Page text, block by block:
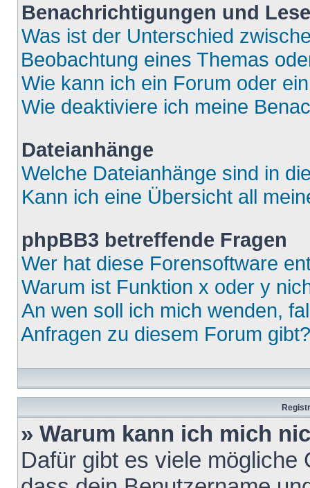
Benachrichtigungen und
Was ist der Unterschied
Beobachtung eines Themas
Wie kann ich ein Forum oder
Wie deaktiviere ich meine
Dateianhänge
Welche Dateianhänge sind in
Kann ich eine Übersicht all
phpBB3 betreffende Fragen
Wer hat diese Forensoftware
Warum ist Funktion x oder y
An wen soll ich mich wenden,
Anfragen zu diesem Forum gibt?
» Warum kann ich mich
Dafür gibt es viele